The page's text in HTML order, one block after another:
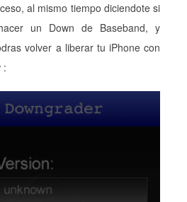
al mismo tiempo diciendote si
un Down de Baseband, y
volver a liberar tu iPhone con
: